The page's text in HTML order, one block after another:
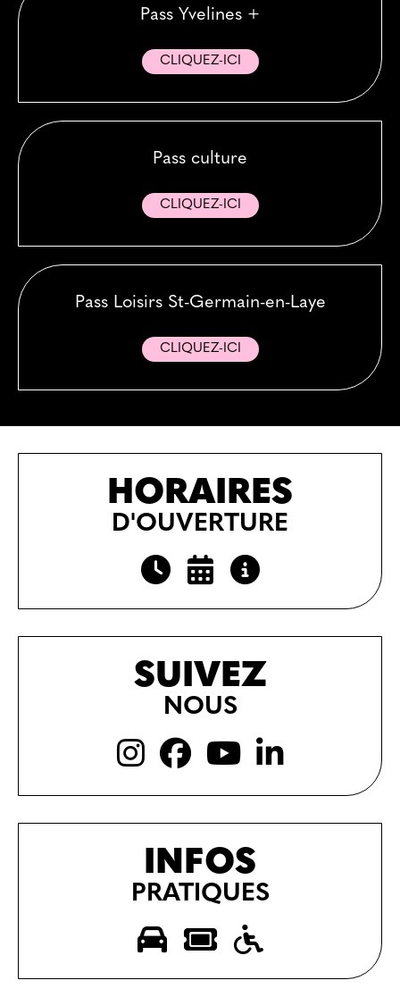
Pass Yvelines +
CLIQUEZ-ICI
Pass culture
CLIQUEZ-ICI
Pass Loisirs St-Germain-en-Laye
CLIQUEZ-ICI
HORAIRES
D'OUVERTURE
SUIVEZ
NOUS
INFOS
PRATIQUES